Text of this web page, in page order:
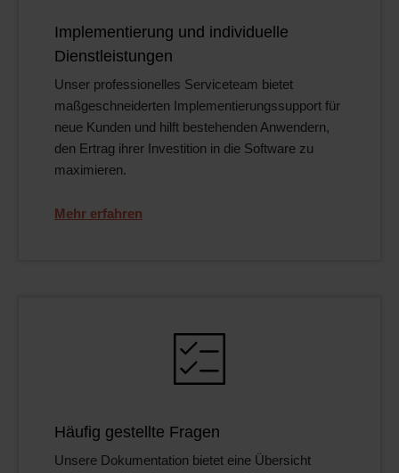
Implementierung und individuelle
Dienstleistungen
Unser professionelles Serviceteam bietet
maßgeschneiderten Implementierungssupport für
neue Kunden und hilft bestehenden Anwendern,
den Ertrag ihrer Investition in die Software zu
maximieren.
Mehr erfahren
Häufig gestellte Fragen
Unsere Dokumentation bietet eine Übersicht